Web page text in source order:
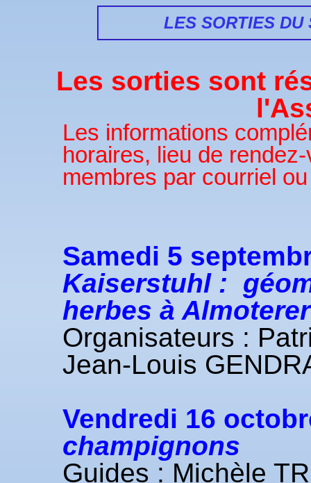
LES SORTIES DU
Les sorties sont
Les informations
horaires, lieu de
membres par courriel
Samedi 5
Kaiserstuhl :
herbes à Almoterer
Organisateurs :
Jean-Louis
Vendredi 16
champignons
Guides : Michèle